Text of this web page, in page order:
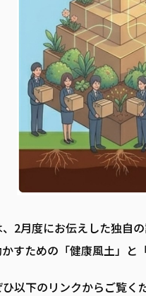
2月度にお伝えした独自
すための「健康風土」と
以下のリンクからご覧く